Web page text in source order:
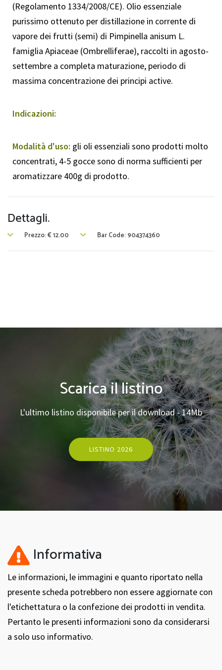
(Regolamento 1334/2008/CE). Olio essenziale
purissimo ottenuto per distillazione in corrente di
vapore dei frutti (semi) di Pimpinella anisum L.
famiglia Apiaceae (Ombrelliferae), raccolti in agosto-
settembre a completa maturazione, periodo di
massima concentrazione dei principi active.
Indicazioni:
Modalità d'uso: gli oli essenziali sono prodotti molto
concentrati, 4-5 gocce sono di norma sufficienti per
aromatizzare 400g di prodotto.
Dettagli.
Prezzo:€12.00 Bar Code: 904374360
Scarica il listino
L'ultimo listino disponibile per il download - 14Mb
LISTINO 2026
Informativa
Le informazioni, le immagini e quanto riportato nella
presente scheda potrebbero non essere aggiornate con
l'etichettatura o la confezione dei prodotti in vendita.
Pertanto le presenti informazioni sono da considerarsi
a solo uso informativo.